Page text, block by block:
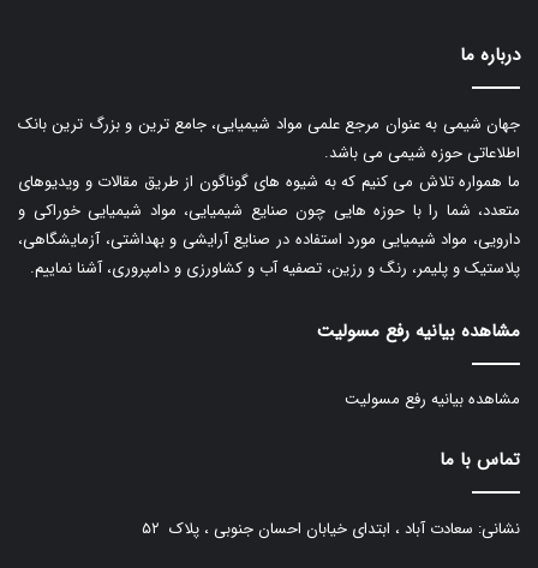
درباره ما
جهان شیمی به عنوان مرجع علمی مواد شیمیایی، جامع ترین و بزرگ ترین بانک
اطلاعاتی حوزه شیمی می باشد.
ما همواره تلاش می کنیم که به شیوه های گوناگون از طریق مقالات و ویدیوهای
متعدد، شما را با حوزه هایی چون صنایع شیمیایی، مواد شیمیایی خوراکی و
دارویی، مواد شیمیایی مورد استفاده در صنایع آرایشی و بهداشتی، آزمایشگاهی،
پلاستیک و پلیمر، رنگ و رزین، تصفیه آب و کشاورزی و دامپروری، آشنا نماییم.
مشاهده بیانیه رفع مسولیت
مشاهده بیانیه رفع مسولیت
تماس با ما
نشانی: سعادت آباد ، ابتدای خیابان احسان جنوبی ، پلاک ۵۲